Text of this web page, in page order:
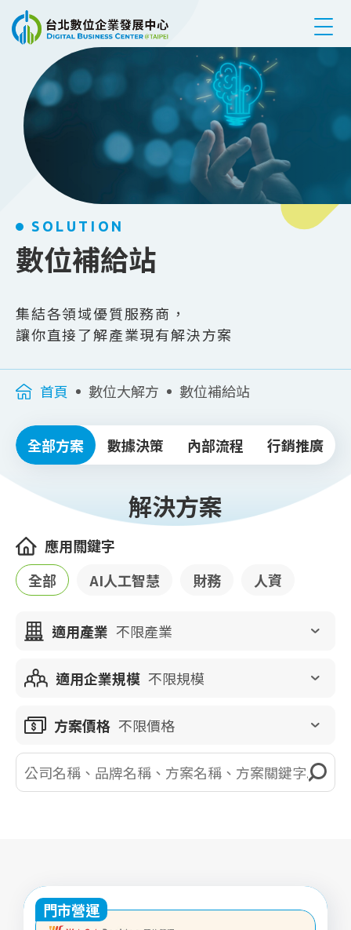
跳到主要內容
SOLUTION
數位補給站
集結各領域優質服務商，
讓你直接了解產業現有解決方案
首頁 數位大解方 數位補給站
全部方案 數據決策 內部流程 行銷推廣
解決方案
應用關鍵字
全部
AI人工智慧 財務 人資
適用產業 不限產業
適用企業規模 不限規模
方案價格 不限價格
門市營運